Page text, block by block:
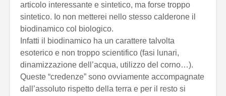
articolo interessante e sintetico, ma forse troppo
sintetico. Io non metterei nello stesso calderone il
biodinamico col biologico.
Infatti il biodinamico ha un carattere talvolta
esoterico e non troppo scientifico (fasi lunari,
dinamizzazione dell’acqua, utilizzo del corno…).
Queste “credenze” sono ovviamente accompagnate
dall’assoluto rispetto della terra e per il resto si